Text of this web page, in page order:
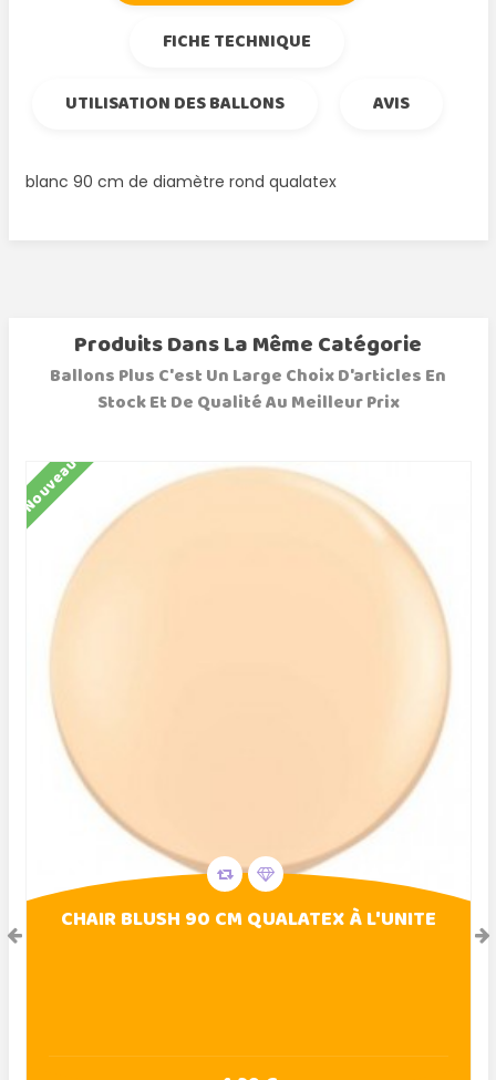
FICHE TECHNIQUE
UTILISATION DES BALLONS
AVIS
blanc 90 cm de diamètre rond qualatex
Produits Dans La Même Catégorie
Ballons Plus C'est Un Large Choix D'articles En
Stock Et De Qualité Au Meilleur Prix
Nouveau
CHAIR BLUSH 90 CM QUALATEX À L'UNITE